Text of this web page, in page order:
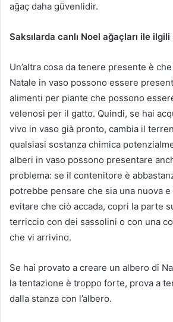
ağaç daha güvenlidir.
Saksılarda canlı Noel ağaçları ile
Un’altra cosa da tenere presente è
Natale in vaso possono essere
alimenti per piante che possono
velenosi per il gatto. Quindi, se hai
vivo in vaso già pronto, cambia il
qualsiasi sostanza chimica
alberi in vaso possono presentare
problema: se il contenitore è
potrebbe pensare che sia una nuova
evitare che ciò accada, copri la parte
terriccio con dei sassolini o con una
che vi arrivino.
Se hai provato a creare un albero di
la tentazione è troppo forte, prova a
dalla stanza con l’albero.